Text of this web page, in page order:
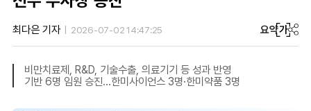
최다은 기자 2026-07-02 14:47:25 요약가
비만치료제, R&D, 기술수출, 의료기기 등 성과 반영
기반 6명 임원 승진...한미사이언스 3명·한미약품 3명